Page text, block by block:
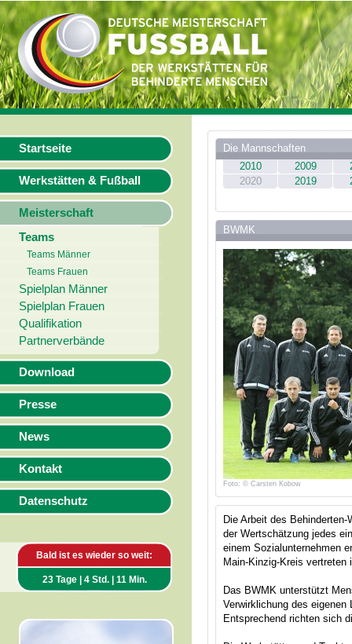
Startseite
Werkstätten & Fußball
Meisterschaft
Teams
Teams Männer
Teams Frauen
Spielplan Männer
Spielplan Frauen
Qualifikation
Partnerverbände
Download
Presse
News
Kontakt
Datenschutz
Bald ist es wieder so weit:
23 Tage | 4 Std. | 11 Min.
Die Mannschaften
2010
2009
2020
2019
BWMK
Foto: © Carsten Kobow
Die Arbeit des
der Wertschätzung jedes
einem Sozialunternehmen
Main-Kinzig-Kreis vertreten
Das BWMK unterstützt
Verwirklichung des eigenen
Entsprechend richten sich